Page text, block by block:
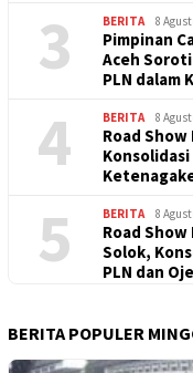
3 BERITA 8
Pimpinan
Aceh
PLN dalam
4 BERITA 8
Road
5 BERITA 8
Road Show
Solok,
PLN dan
BERITA POPULER